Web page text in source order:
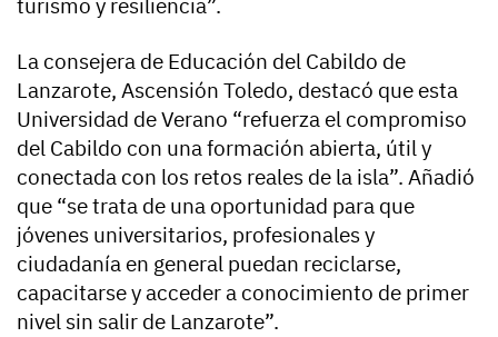
turismo y resiliencia”.
La consejera de Educación del Cabildo de
Lanzarote, Ascensión Toledo, destacó que esta
Universidad de Verano “refuerza el compromiso
del Cabildo con una formación abierta, útil y
conectada con los retos reales de la isla”. Añadió
que “se trata de una oportunidad para que
jóvenes universitarios, profesionales y
ciudadanía en general puedan reciclarse,
capacitarse y acceder a conocimiento de primer
nivel sin salir de Lanzarote”.